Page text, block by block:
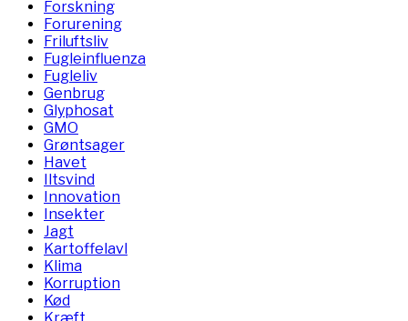
Forskning
Forurening
Friluftsliv
Fugleinfluenza
Fugleliv
Genbrug
Glyphosat
GMO
Grøntsager
Havet
Iltsvind
Innovation
Insekter
Jagt
Kartoffelavl
Klima
Korruption
Kød